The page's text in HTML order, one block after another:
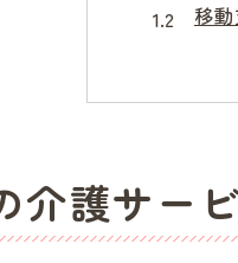
移
泉
利
介
地域密
介護サー